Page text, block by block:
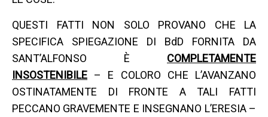
QUESTI FATTI NON SOLO PROVANO CHE LA
SPECIFICA SPIEGAZIONE DI BdD FORNITA DA
SANT’ALFONSO È COMPLETAMENTE
INSOSTENIBILE – E COLORO CHE L’AVANZANO
OSTINATAMENTE DI FRONTE A TALI FATTI
PECCANO GRAVEMENTE E INSEGNANO L’ERESIA –